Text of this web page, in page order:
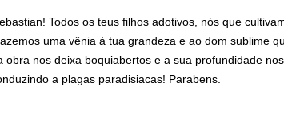
Todos os teus filhos adotivos, nós que
uma vênia à tua grandeza e ao dom sublime
obra nos deixa boquiabertos e a sua profundidade
a plagas paradisiacas! Parabens.